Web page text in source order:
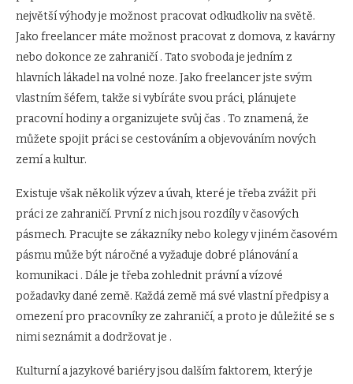
největší výhody je možnost pracovat odkudkoliv na světě.
Jako freelancer máte možnost pracovat z domova, z kavárny
nebo dokonce ze zahraničí . Tato svoboda je jedním z
hlavních lákadel na volné noze. Jako freelancer jste svým
vlastním šéfem, takže si vybíráte svou práci, plánujete
pracovní hodiny a organizujete svůj čas . To znamená, že
můžete spojit práci se cestováním a objevováním nových
zemí a kultur.
Existuje však několik výzev a úvah, které je třeba zvážit při
práci ze zahraničí. První z nich jsou rozdíly v časových
pásmech. Pracujte se zákazníky nebo kolegy v jiném časovém
pásmu může být náročné a vyžaduje dobré plánování a
komunikaci . Dále je třeba zohlednit právní a vízové ​​
požadavky dané země. Každá země má své vlastní předpisy a
omezení pro pracovníky ze zahraničí, a proto je důležité se s
nimi seznámit a dodržovat je .
Kulturní a jazykové bariéry jsou dalším faktorem, který je